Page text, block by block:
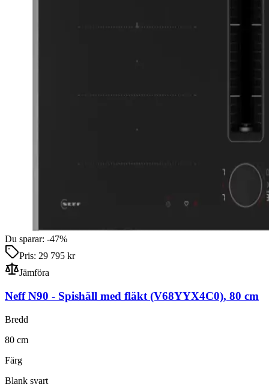
Du sparar: -47%
Pris: 29 795 kr
Jämföra
Neff N90 - Spishäll med fläkt (V68YYX4C0), 80 cm
Bredd
80 cm
Färg
Blank svart